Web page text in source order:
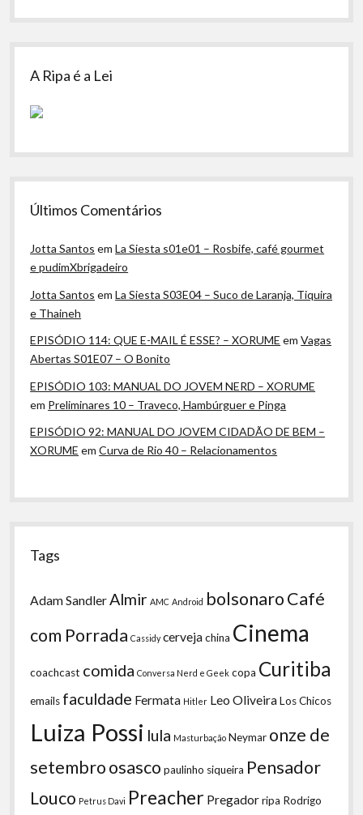
A Ripa é a Lei
Últimos Comentários
Jotta Santos emLa Siesta s01e01 – Rosbife, café gourmet
e pudimXbrigadeiro
Jotta Santos emLa Siesta S03E04 – Suco de Laranja, Tiquira
e Thaineh
EPISÓDIO 114: QUE E-MAIL É ESSE? – XORUME emVagas
Abertas S01E07 – O Bonito
EPISÓDIO 103: MANUAL DO JOVEM NERD – XORUME
em Preliminares 10 – Traveco, Hambúrguer e Pinga
EPISÓDIO 92: MANUAL DO JOVEM CIDADÃO DE BEM –
XORUME emCurva de Rio 40 – Relacionamentos
Tags
Adam Sandler Almir AMC Android bolsonaroCafé
com Porrada Cassidy cervejachina Cinema
coachcast comida Conversa Nerd e Geek copa Curitiba
emails faculdade Fermata Hitler Leo OliveiraLos Chicos
Luiza Possi lula Masturbação Neymar onze de
setembroosasco paulinho siqueira Pensador
Louco Petrus Davi Preacher Pregadorripa Rodrigo